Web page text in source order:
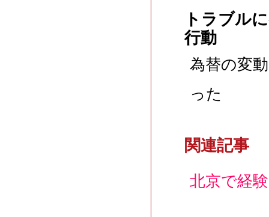
トラブル
行動
為替の変
った
関連記事
北京で経